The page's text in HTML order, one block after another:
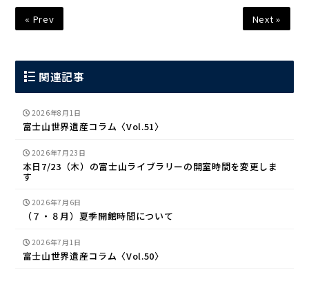
« Prev Next »
関連記事
2026年8月1日
富士山世界遺産コラム〈Vol.51〉
2026年7月23日
本日7/23（木）の富士山ライブラリーの開室時間を変更しま
す
2026年7月6日
（７・８月）夏季開館時間について
2026年7月1日
富士山世界遺産コラム〈Vol.50〉